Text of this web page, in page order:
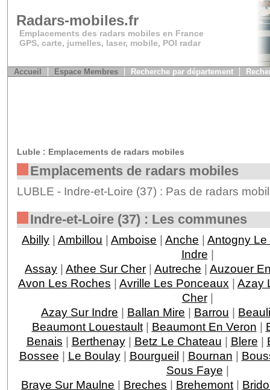
Radars-mobiles.fr
Emplacements des radars mobiles en France
GPS, carte, jumelles, laser, mobile, POI radar
Accueil Espace Membres Recherche par département
Luble : Emplacements de radars mobiles
Emplacements de radars mobiles
LUBLE - Indre-et-Loire (37) : Pas de radars
Indre-et-Loire (37) : Les communes
Abilly | Ambillou | Amboise | Anche | Antogny Le
Indre |
Assay | Athee Sur Cher | Autreche | Auzouer
Avon Les Roches | Avrille Les Ponceaux | Azay
Cher|
Azay Sur Indre | Ballan Mire | Barrou |
Beaumont Louestault| Beaumont En Veron |
Benais | Berthenay| Betz Le Chateau | Blere |
Bossee | Le Boulay| Bourgueil | Bournan |
Sous Faye |
Braye Sur Maulne | Breches | Brehemont |